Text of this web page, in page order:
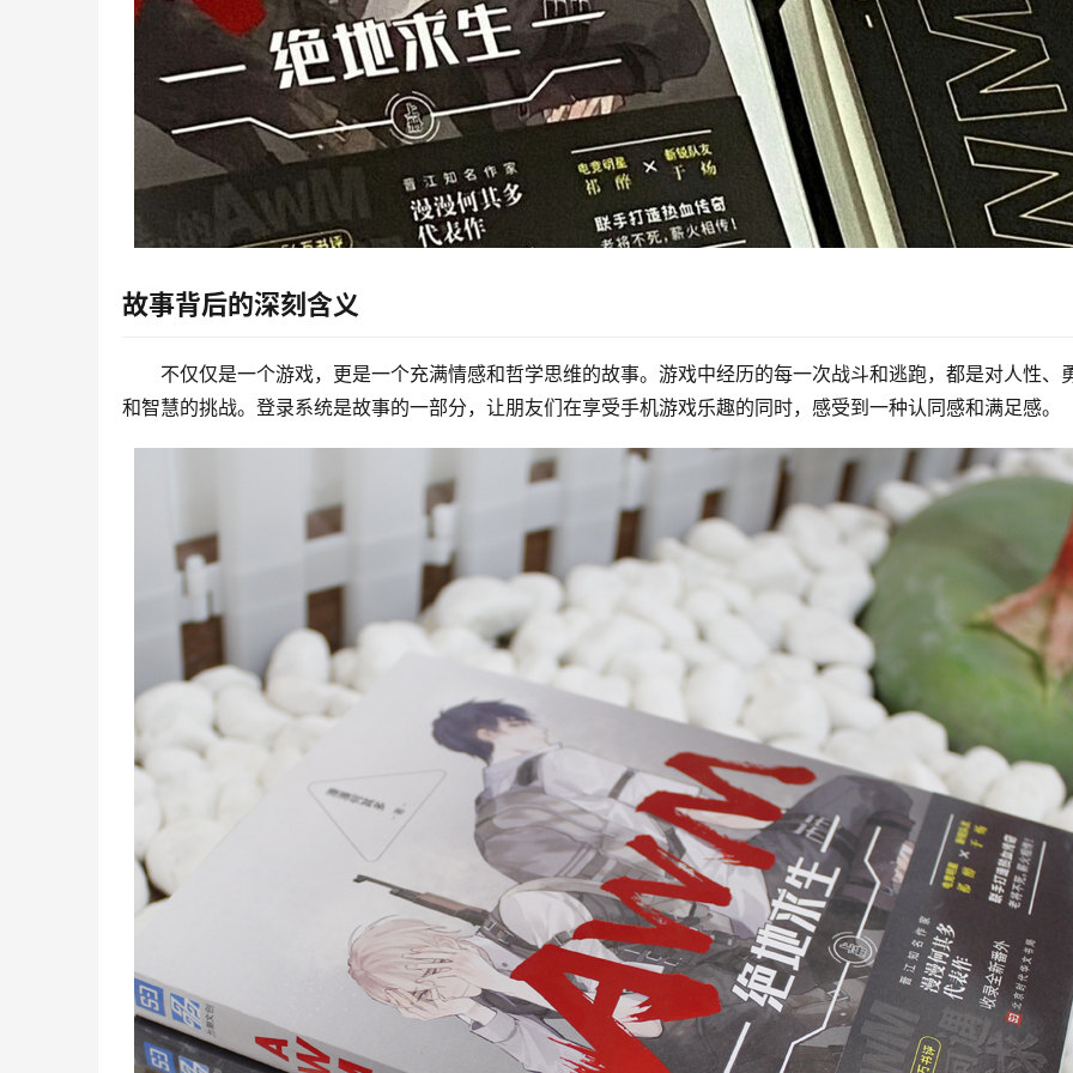
故事背后的深刻含义
不仅仅是一个游戏，更是一个充满情感和哲学思维的故事。游戏中经历的每一次战斗和逃跑，都是对人性、
和智慧的挑战。登录系统是故事的一部分，让朋友们在享受手机游戏乐趣的同时，感受到一种认同感和满足感。